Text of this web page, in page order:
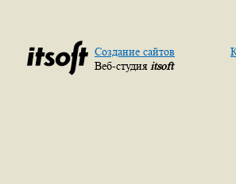
Создание сайтов
Веб-студия itsoft